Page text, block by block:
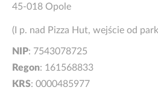
45-018 Opole
(I p. nad Pizza Hut, wejście od
NIP: 7543078725
Regon: 161568833
KRS: 0000485977